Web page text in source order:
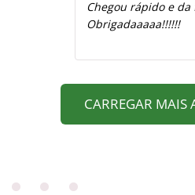
Chegou rápido e
Obrigadaaaaa!!!!!!
CARREGAR MAIS